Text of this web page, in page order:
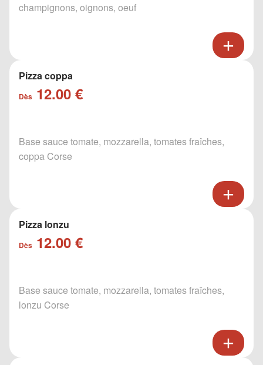
champignons, oignons, oeuf
Pizza coppa
Dès 12.00 €
Base sauce tomate, mozzarella, tomates fraîches,
coppa Corse
Pizza lonzu
Dès 12.00 €
Base sauce tomate, mozzarella, tomates fraîches,
lonzu Corse